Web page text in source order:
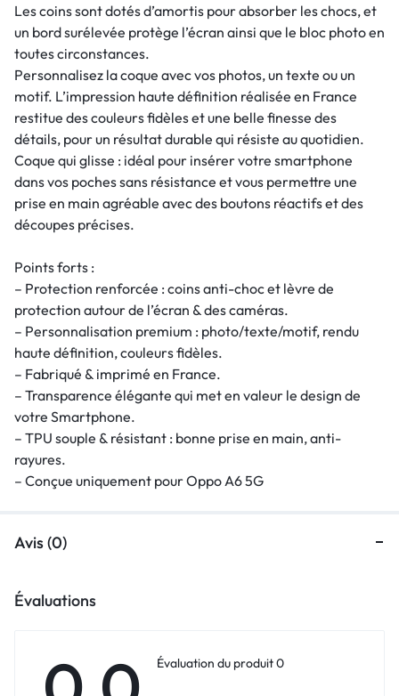
Les coins sont dotés d’amortis pour absorber les chocs, et
un bord surélevée protège l’écran ainsi que le bloc photo en
toutes circonstances.
Personnalisez la coque avec vos photos, un texte ou un
motif. L’impression haute définition réalisée en France
restitue des couleurs fidèles et une belle finesse des
détails, pour un résultat durable qui résiste au quotidien.
Coque qui glisse : idéal pour insérer votre smartphone
dans vos poches sans résistance et vous permettre une
prise en main agréable avec des boutons réactifs et des
découpes précises.
Points forts :
– Protection renforcée : coins anti-choc et lèvre de
protection autour de l’écran & des caméras.
– Personnalisation premium : photo/texte/motif, rendu
haute définition, couleurs fidèles.
– Fabriqué & imprimé en France.
– Transparence élégante qui met en valeur le design de
votre Smartphone.
– TPU souple & résistant : bonne prise en main, anti-
rayures.
– Conçue uniquement pour Oppo A6 5G
Avis (0)
Évaluations
Évaluation du produit 0